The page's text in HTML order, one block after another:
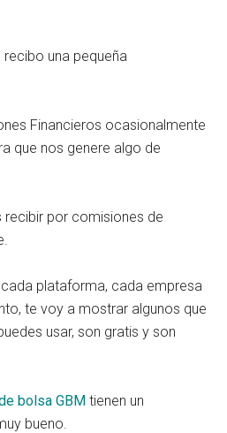
una pequeña
Financieros ocasionalmente
que nos genere algo de
recibir por comisiones de
plataforma, cada empresa
te voy a mostrar algunos que
usar, son gratis y son
bolsa GBM tienen un
bueno.